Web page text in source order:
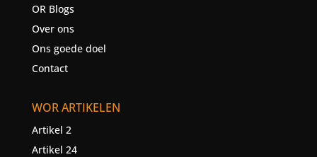
OR Blogs
Over ons
Ons goede doel
Contact
WOR ARTIKELEN
Artikel 2
Artikel 24